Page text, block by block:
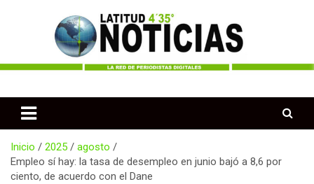
Latitud 435 Noticias
Inicio 2025
agosto
Empleo sí hay: la tasa de desempleo en junio bajó a 8,6 por
ciento, de acuerdo con el Dane